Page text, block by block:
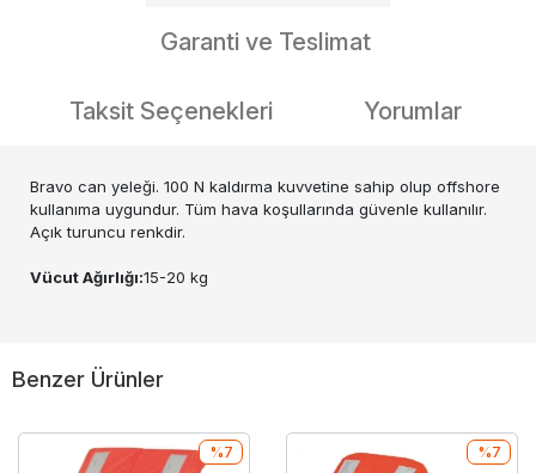
Garanti ve Teslimat
Taksit Seçenekleri Yorumlar
Bravo can yeleği. 100 N kaldırma kuvvetine sahip olup offshore
kullanıma uygundur. Tüm hava koşullarında güvenle kullanılır.
Açık turuncu renkdir.
Vücut Ağırlığı:15-20 kg
Benzer Ürünler
%7 %7